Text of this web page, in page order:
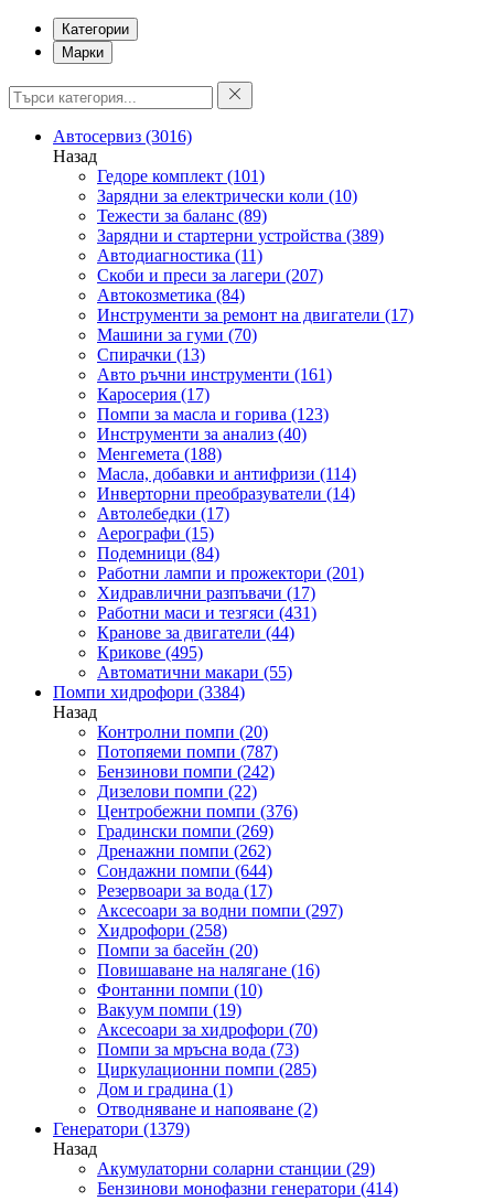
Категории
Марки
Автосервиз (3016)
Назад
Гедоре комплект (101)
Зарядни за електрически коли (10)
Тежести за баланс (89)
Зарядни и стартерни устройства (389)
Автодиагностика (11)
Скоби и преси за лагери (207)
Автокозметика (84)
Инструменти за ремонт на двигатели (17)
Машини за гуми (70)
Спирачки (13)
Авто ръчни инструменти (161)
Каросерия (17)
Помпи за масла и горива (123)
Инструменти за анализ (40)
Менгемета (188)
Масла, добавки и антифризи (114)
Инверторни преобразуватели (14)
Автолебедки (17)
Аерографи (15)
Подемници (84)
Работни лампи и прожектори (201)
Хидравлични разпъвачи (17)
Работни маси и тезгяси (431)
Кранове за двигатели (44)
Крикове (495)
Автоматични макари (55)
Помпи хидрофори (3384)
Назад
Контролни помпи (20)
Потопяеми помпи (787)
Бензинови помпи (242)
Дизелови помпи (22)
Центробежни помпи (376)
Градински помпи (269)
Дренажни помпи (262)
Сондажни помпи (644)
Резервоари за вода (17)
Аксесоари за водни помпи (297)
Хидрофори (258)
Помпи за басейн (20)
Повишаване на налягане (16)
Фонтанни помпи (10)
Вакуум помпи (19)
Аксесоари за хидрофори (70)
Помпи за мръсна вода (73)
Циркулационни помпи (285)
Дом и градина (1)
Отводняване и напояване (2)
Генератори (1379)
Назад
Акумулаторни соларни станции (29)
Бензинови монофазни генератори (414)